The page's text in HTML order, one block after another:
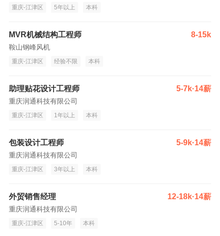
重庆-江津区 5年以上 本科
MVR机械结构工程师 8-15k
鞍山钢峰风机
重庆-江津区 经验不限 本科
助理贴花设计工程师 5-7k·14薪
重庆润通科技有限公司
重庆-江津区 1年以上 本科
包装设计工程师 5-9k·14薪
重庆润通科技有限公司
重庆-江津区 3年以上 本科
外贸销售经理 12-18k·14薪
重庆润通科技有限公司
重庆-江津区 5-10年 本科